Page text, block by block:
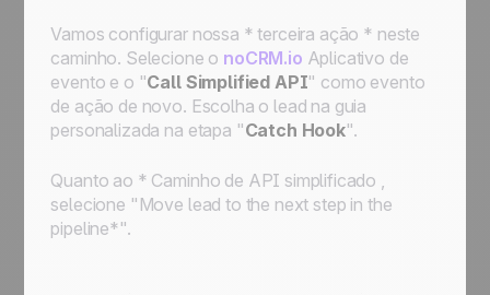
Vamos configurar nossa * terceira ação * neste
caminho. Selecione o noCRM.io Aplicativo de
evento e o "Call Simplified API" como evento
de ação de novo. Escolha o lead na guia
personalizada na etapa "Catch Hook".
Quanto ao * Caminho de API simplificado ,
selecione "Move lead to the next step in the
pipeline*".